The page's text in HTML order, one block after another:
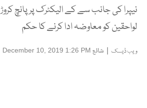
نیپرا کی جانب سے کے الیکٹرک پر پانچ
لواحقین کو معاوضہ ادا کرنے کا حکم
ویب ڈیسک | شائع December 10, 2019 1:26 PM